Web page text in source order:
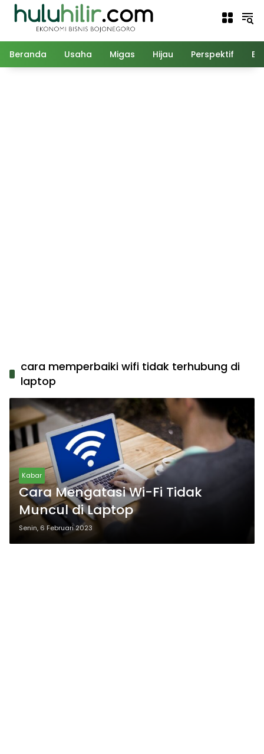
Langsung
Beranda Usaha Migas Hijau Perspektif
cara memperbaiki wifi tidak terhubung di
laptop
Kabar
Cara Mengatasi Wi-Fi Tidak
Muncul di Laptop
Senin, 6 Februari 2023